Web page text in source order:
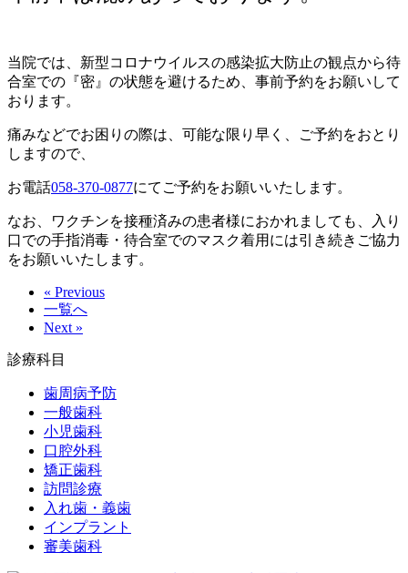
当院では、新型コロナウイルスの感染拡大防止の観点から待
合室での『密』の状態を避けるため、事前予約をお願いして
おります。
痛みなどでお困りの際は、可能な限り早く、ご予約をおとり
しますので、
お電話058-370-0877にてご予約をお願いいたします。
なお、ワクチンを接種済みの患者様におかれましても、入り
口での手指消毒・待合室でのマスク着用には引き続きご協力
をお願いいたします。
« Previous
一覧へ
Next »
診療科目
歯周病予防
一般歯科
小児歯科
口腔外科
矯正歯科
訪問診療
入れ歯・義歯
インプラント
審美歯科